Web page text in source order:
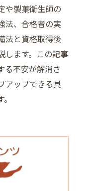
や製菓衛生師の
法、合格者の実
法と資格取得後
します。この記事
る不安が解消さ
アップできる具